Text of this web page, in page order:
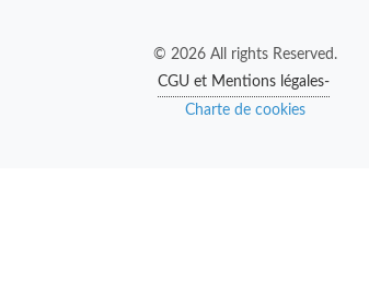
© 2026 All rights Reserved.
CGU et Mentions légales-
Charte de cookies